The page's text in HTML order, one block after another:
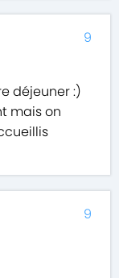
déjeuner :)
mais on
9
9